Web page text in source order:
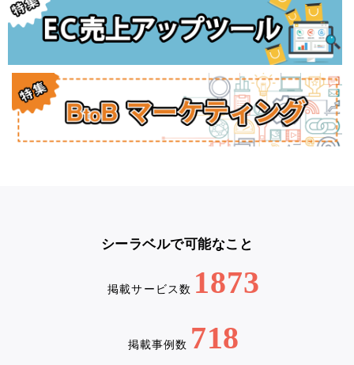
シーラベルで可能なこと
掲載サービス数 1873
掲載事例数 718